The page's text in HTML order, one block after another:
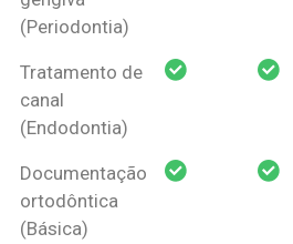
(Periodontia)
Tratamento de
canal
(Endodontia)
Documentação
ortodôntica
(Básica)